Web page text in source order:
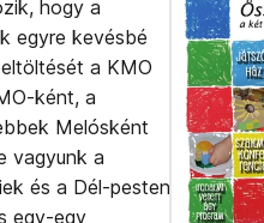
hogy a
egyre kevésbé
a KMO
ként, a
Melósként
vagyunk a
és a Dél-pesten
egy-egy